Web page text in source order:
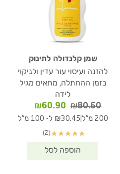
שמן קלנדולה לתינוק
להזנה ועיסוי עור עדין ולניקוי
בזמן ההחתלה, מתאים מגיל
לידה
₪80.60
המחיר
המקורי
₪80.60.
₪60.90
המחיר
הנוכחי
200 מ"ל ₪30.45 ל- 100 מ"ל
★
★
★
★
★
(2)